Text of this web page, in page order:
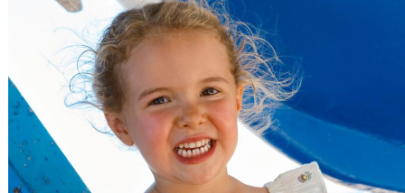
Preço Decrescente
Nome do Produto A - Z
Nome do Produto Z - A
Ordenar por
Relevância
Relevância
Preço Crescente
Preço Decrescente
Nome do Produto A - Z
Nome do Produto Z - A